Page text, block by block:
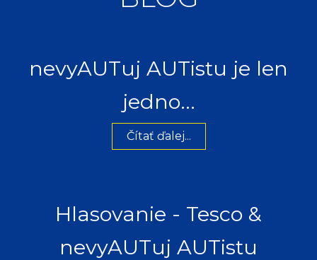
nevyAUTuj AUTistu je len
jedno...
Čítať ďalej...
Hlasovanie - Tesco &
nevyAUTuj AUTistu